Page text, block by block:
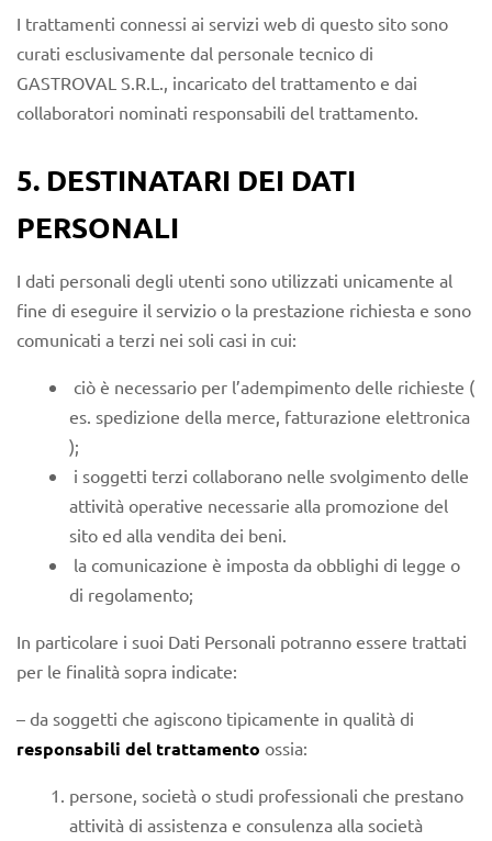
I trattamenti connessi ai servizi web di questo sito sono
curati esclusivamente dal personale tecnico di
GASTROVAL S.R.L., incaricato del trattamento e dai
collaboratori nominati responsabili del trattamento.
5. DESTINATARI DEI DATI
PERSONALI
I dati personali degli utenti sono utilizzati unicamente al
fine di eseguire il servizio o la prestazione richiesta e sono
comunicati a terzi nei soli casi in cui:
ciò è necessario per l’adempimento delle richieste (
es. spedizione della merce, fatturazione elettronica
);
i soggetti terzi collaborano nelle svolgimento delle
attività operative necessarie alla promozione del
sito ed alla vendita dei beni.
la comunicazione è imposta da obblighi di legge o
di regolamento;
In particolare i suoi Dati Personali potranno essere trattati
per le finalità sopra indicate:
– da soggetti che agiscono tipicamente in qualità di
responsabili del trattamento ossia:
persone, società o studi professionali che prestano
attività di assistenza e consulenza alla società